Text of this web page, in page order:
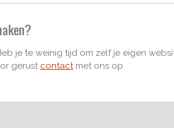
je te weinig tijd om zelf je eigen
gerust contactmet ons op.